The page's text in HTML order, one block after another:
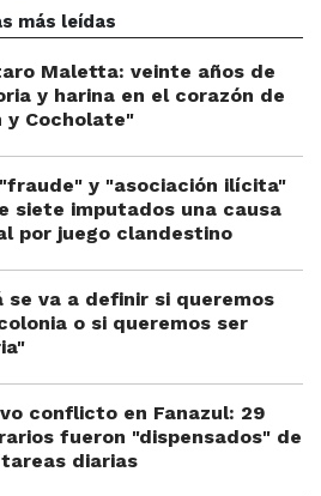
más leídas
Maletta: veinte años de
y harina en el corazón de
y Cocholate"
y "asociación ilícita"
siete imputados una causa
por juego clandestino
se va a definir si queremos
o si queremos ser
conflicto en Fanazul: 29
fueron "dispensados" de
diarias